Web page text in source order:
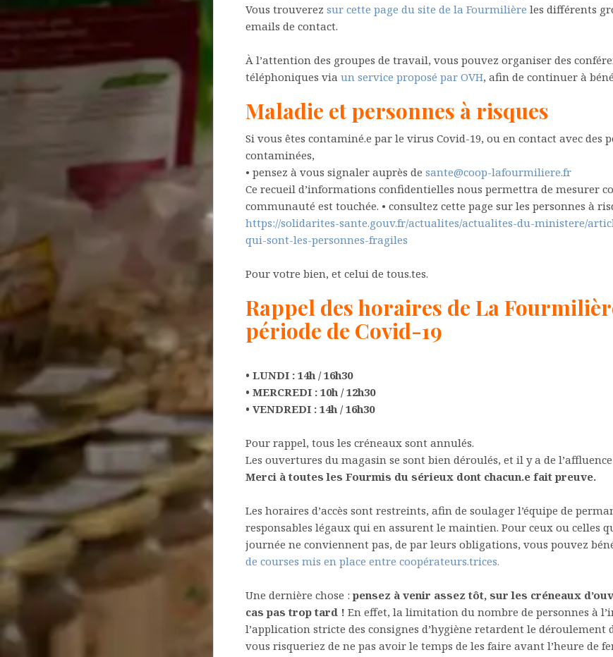
Vous trouverez sur cette page du site de la Fourmilière les différents
emails de contact.
À l’attention des groupes de travail, vous pouvez organiser des
téléphoniques via un service proposé par OVH, afin de continuer à
Maladie et personnes à risques
Si vous êtes contaminé.e par le virus Covid-19, ou en contact avec des
contaminées,
• pensez à vous signaler auprès de sante@coop-lafourmiliere.fr
Ce recueil d’informations confidentielles nous permettra de mesurer
communauté est touchée. • consultez cette page sur les personnes à
https://solidarites-sante.gouv.fr/actualites/actualites-du-ministere/
qui-sont-les-personnes-fragiles
Pour votre bien, et celui de tous.tes.
Rappel des horaires de La
période de Covid-19
• LUNDI : 14h / 16h30
• MERCREDI : 10h / 12h30
• VENDREDI : 14h / 16h30
Pour rappel, tous les créneaux sont annulés.
Les ouvertures du magasin se sont bien déroulés, et il y a de
Merci à toutes les Fourmis du sérieux dont chacun.e fait preuve.
Les horaires d’accès sont restreints, afin de soulager l’équipe de
responsables légaux qui en assurent le maintien. Pour ceux ou celles
journée ne conviennent pas, de par leurs obligations, vous pouvez
de courses mis en place entre coopérateurs.trices.
Une dernière chose : pensez à venir assez tôt, sur les créneaux
cas pas trop tard ! En effet, la limitation du nombre de personnes à
l’application stricte des consignes d’hygiène retardent le déroulement
vous risqueriez de ne pas avoir le temps de les faire avant l’heure de